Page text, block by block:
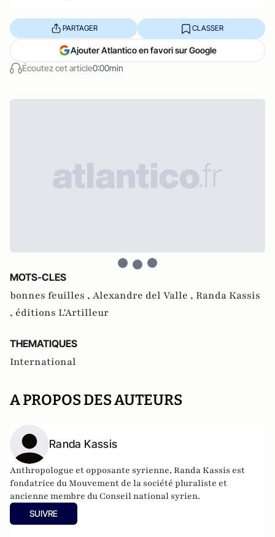
Écoutez cet article0:00min
PARTAGER CLASSER
Ajouter Atlantico en favori sur Google
MOTS-CLES
bonnes feuilles , Alexandre del Valle , Randa Kassis
, éditions L'Artilleur
THEMATIQUES
International
A PROPOS DES AUTEURS
Randa Kassis
Anthropologue et opposante syrienne, Randa Kassis est
fondatrice du Mouvement de la société pluraliste et
ancienne membre du Conseil national syrien.
SUIVRE